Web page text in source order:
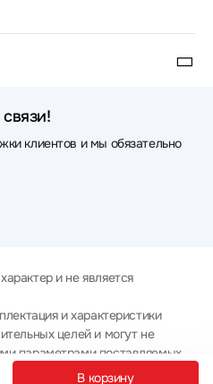
В корзину
клиентов и мы обязательно
и не является
и характеристики
целей и могут не
параметрами поставляемых
у менеджера при